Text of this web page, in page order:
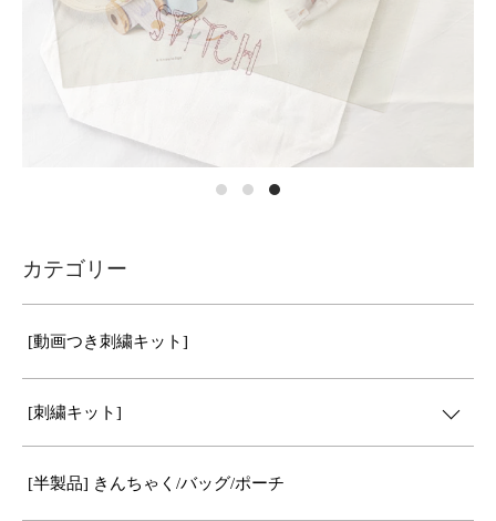
カテゴリー
[動画つき刺繍キット]
[刺繍キット]
[半製品] きんちゃく/バッグ/ポーチ